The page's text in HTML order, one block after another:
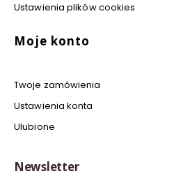
Ustawienia plików cookies
Moje konto
Twoje zamówienia
Ustawienia konta
Ulubione
Newsletter